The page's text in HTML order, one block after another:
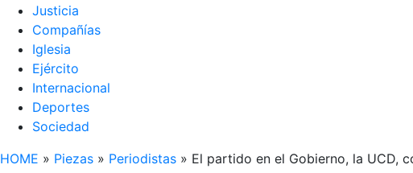
Justicia
Compañías
Iglesia
Ejército
Internacional
Deportes
Sociedad
HOME » Piezas » Periodistas » El partido en el Gobierno, la UCD,